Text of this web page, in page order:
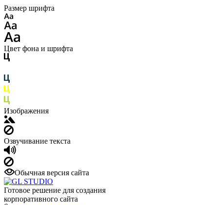
Размер шрифта
Цвет фона и шрифта
Изображения
Озвучивание текста
Обычная версия сайта
Готовое решение для создания
корпоративного сайта